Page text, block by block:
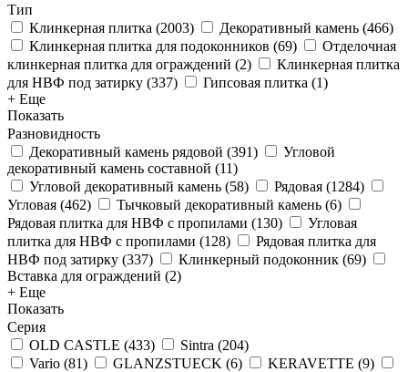
Тип
Клинкерная плитка (2003) Декоративный камень (466)
Клинкерная плитка для подоконников (69)
Отделочная
клинкерная плитка для ограждений (2)
Клинкерная плитка
для НВФ под затирку (337) Гипсовая плитка (1)
+ Еще
Показать
Разновидность
Декоративный камень рядовой (391)
Угловой
декоративный камень составной (11)
Угловой декоративный камень (58) Рядовая (1284)
Угловая (462) Тычковый декоративный камень (6)
Рядовая плитка для НВФ с пропилами (130)
Угловая
плитка для НВФ с пропилами (128)
Рядовая плитка для
НВФ под затирку (337) Клинкерный подоконник (69)
Вставка для ограждений (2)
+ Еще
Показать
Серия
OLD CASTLE (433) Sintra (204)
Vario (81) GLANZSTUECK (6) KERAVETTE (9)